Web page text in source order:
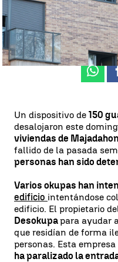
Paula V. Sisó
Publicado:17 de
Un dispositivo de 150
desalojaron este
viviendas de
fallido de la pasada
personas han sido
Varios okupas han
edificio intentándose
edificio. El propietario
Desokupapara ayudar
que residían de forma
personas. Esta empresa
ha paralizado la